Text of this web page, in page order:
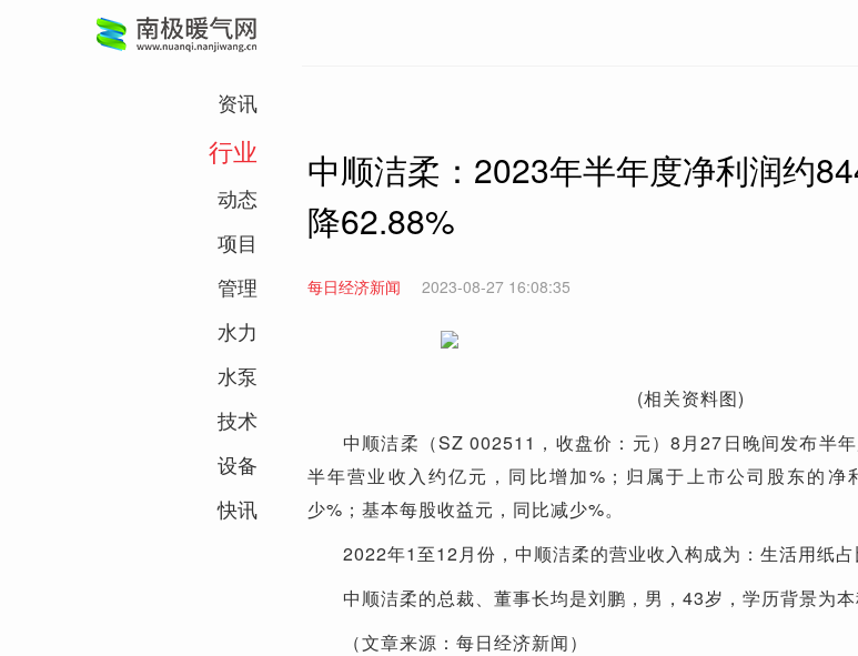
资讯
行业
动态
项目
管理
水力
水泵
技术
设备
快讯
中顺洁柔：2023年半年度净利润约
降62.88%
每日经济新闻 2023-08-27 16:08:35
(相关资料图)
中顺洁柔（SZ 002511，收盘价：元）8月27日晚间发布半
半年营业收入约亿元，同比增加%；归属于上市公司股东的净
少%；基本每股收益元，同比减少%。
2022年1至12月份，中顺洁柔的营业收入构成为：生活用纸占
中顺洁柔的总裁、董事长均是刘鹏，男，43岁，学历背景为本
（文章来源：每日经济新闻）